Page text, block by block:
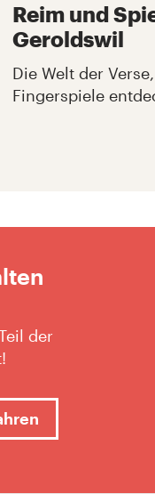
Reim und
Geroldswil
Die Welt der
Fingerspiele
der